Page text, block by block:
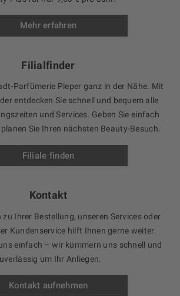
Mehr erfahren
Filialfinder
Parfümerie Pieper ganz in der Nähe. Mit
entdecken Sie schnell und bequem alle
und Services. Geben Sie einfach
Sie Ihren nächsten Beauty-Besuch.
Filiale finden
Kontakt
zu Ihrer Bestellung, unseren Services oder
Kundenservice hilft Ihnen gerne weiter.
einfach – wir kümmern uns schnell und
um Ihr Anliegen.
Kontakt aufnehmen